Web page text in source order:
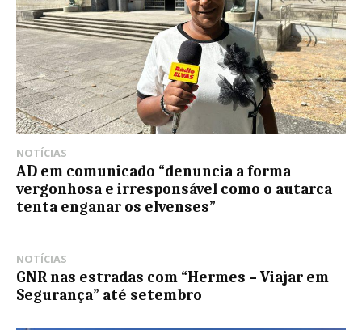
NOTÍCIAS
AD em comunicado “denuncia a forma
vergonhosa e irresponsável como o autarca
tenta enganar os elvenses”
NOTÍCIAS
GNR nas estradas com “Hermes – Viajar em
Segurança” até setembro